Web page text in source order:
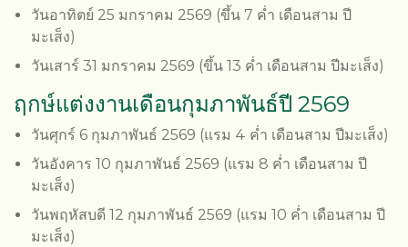
วันอาทิตย์ 25 มกราคม 2569 (ขึ้น 7 ค่ำ เดือนสาม ปี
มะเส็ง)
วันเสาร์ 31 มกราคม 2569 (ขึ้น 13 ค่ำ เดือนสาม ปีมะเส็ง)
ฤกษ์แต่งงานเดือนกุมภาพันธ์ปี 2569
วันศุกร์ 6 กุมภาพันธ์ 2569 (แรม 4 ค่ำ เดือนสาม ปีมะเส็ง)
วันอังคาร 10 กุมภาพันธ์ 2569 (แรม 8 ค่ำ เดือนสาม ปี
มะเส็ง)
วันพฤหัสบดี 12 กุมภาพันธ์ 2569 (แรม 10 ค่ำ เดือนสาม ปี
มะเส็ง)